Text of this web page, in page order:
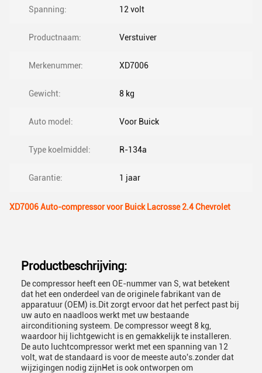
Spanning: 12 volt
Productnaam: Verstuiver
Merkenummer: XD7006
Gewicht: 8 kg
Auto model: Voor Buick
Type koelmiddel: R-134a
Garantie: 1 jaar
XD7006 Auto-compressor voor Buick Lacrosse 2.4 Chevrolet
Productbeschrijving:
De compressor heeft een OE-nummer van S, wat betekent
dat het een onderdeel van de originele fabrikant van de
apparatuur (OEM) is.Dit zorgt ervoor dat het perfect past bij
uw auto en naadloos werkt met uw bestaande
airconditioning systeem. De compressor weegt 8 kg,
waardoor hij lichtgewicht is en gemakkelijk te installeren.
De auto luchtcompressor werkt met een spanning van 12
volt, wat de standaard is voor de meeste auto's.zonder dat
wijzigingen nodig zijnHet is ook ontworpen om